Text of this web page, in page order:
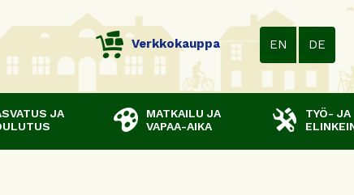
Verkkokauppa EN DE
JA
MATKAILU JA
VAPAA-AIKA
TYÖ- JA